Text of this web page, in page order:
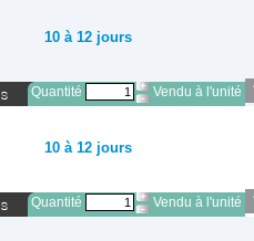
10 à 12 jours
Quantité Vendu à l'unité
10 à 12 jours
Quantité Vendu à l'unité